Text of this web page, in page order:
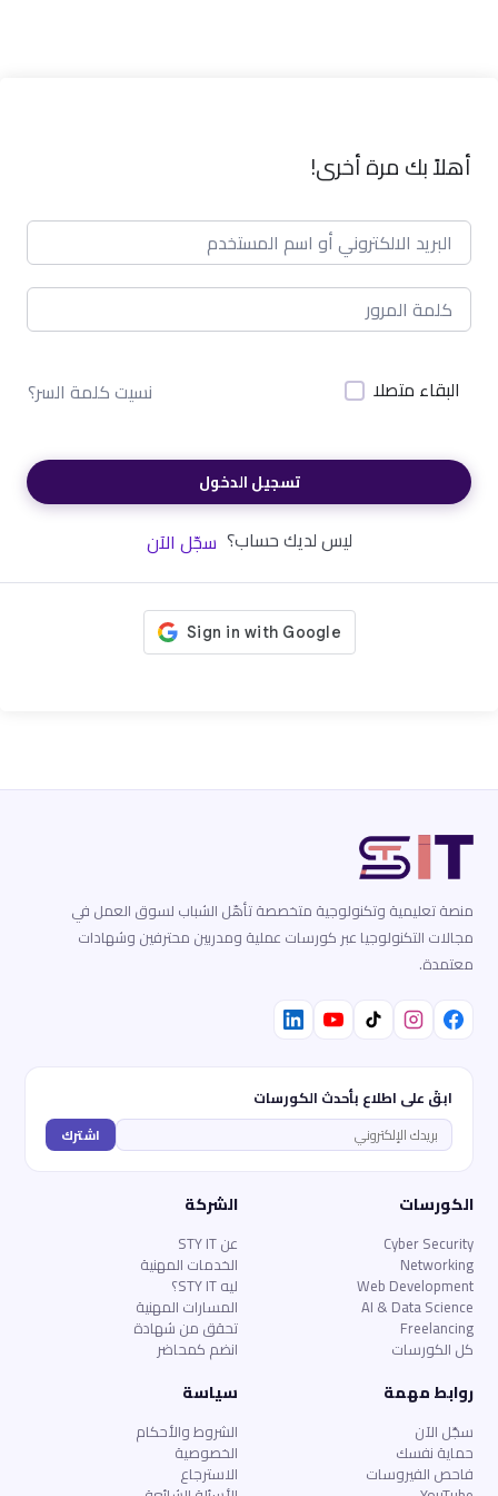
أهلاً بك مرة أخرى!
البقاء متصلا نسيت كلمة السر؟
تسجيل الدخول
ليس لديك حساب؟ سجّل الآن
منصة تعليمية وتكنولوجية متخصصة تأهّل الشباب لسوق العمل في
مجالات التكنولوجيا عبر كورسات عملية ومدربين محترفين وشهادات
معتمدة.
ابقَ على اطلاع بأحدث الكورسات
اشترك
الكورسات
Cyber Security
Networking
Web Development
AI & Data Science
Freelancing
كل الكورسات
الشركة
عن STY IT
الخدمات المهنية
ليه STY IT؟
المسارات المهنية
تحقق من شهادة
انضم كمحاضر
روابط مهمة
سجّل الآن
حماية نفسك
فاحص الفيروسات
سياسة
الشروط والأحكام
الخصوصية
الاسترجاع